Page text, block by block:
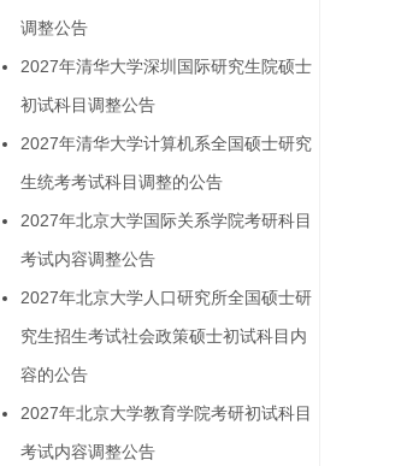
调整公告
2027年清华大学深圳国际研究生院硕士
初试科目调整公告
2027年清华大学计算机系全国硕士研究
生统考考试科目调整的公告
2027年北京大学国际关系学院考研科目
考试内容调整公告
2027年北京大学人口研究所全国硕士研
究生招生考试社会政策硕士初试科目内
容的公告
2027年北京大学教育学院考研初试科目
考试内容调整公告